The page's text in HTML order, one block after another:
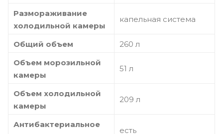
Размораживание
холодильной камеры
капельная система
Общий объем
260 л
Объем морозильной
камеры
51 л
Объем холодильной
камеры
209 л
Антибактериальное
есть